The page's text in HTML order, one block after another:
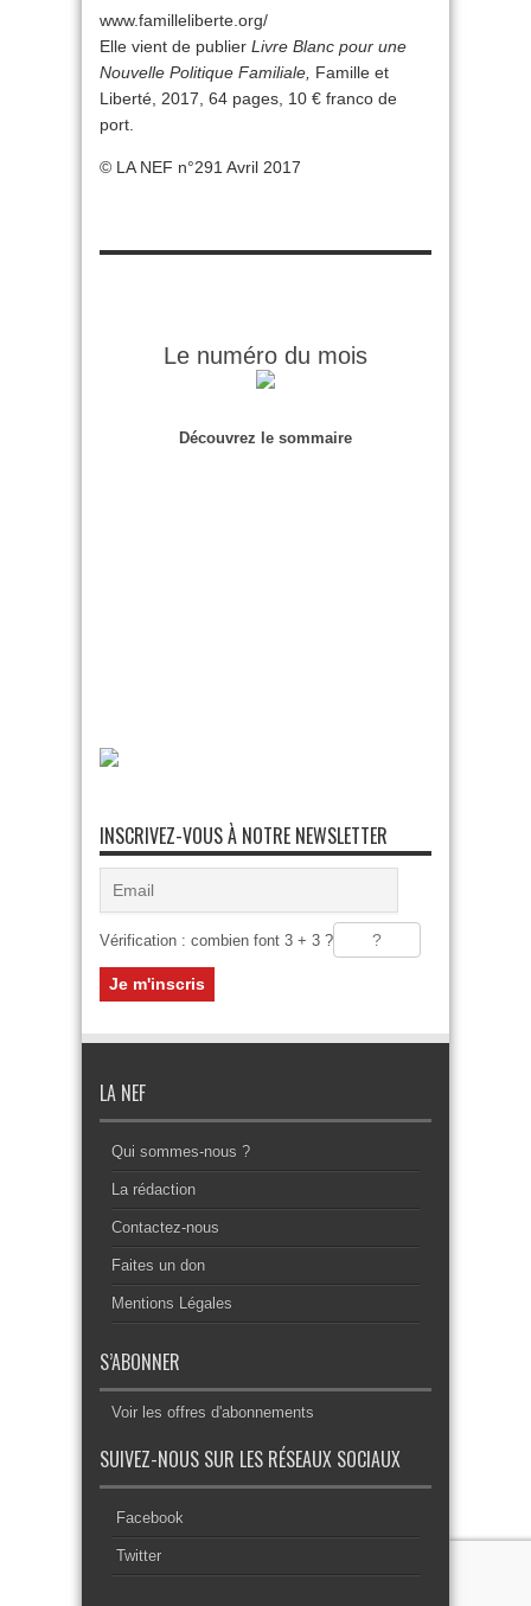
www.familleliberte.org/
Elle vient de publier Livre Blanc pour une
Nouvelle Politique Familiale, Famille et
Liberté, 2017, 64 pages, 10 € franco de
port.
© LA NEF n°291 Avril 2017
Le numéro du mois
Découvrez le sommaire
INSCRIVEZ-VOUS À NOTRE NEWSLETTER
Vérification : combien font 3 + 3 ?
LA NEF
Qui sommes-nous ?
La rédaction
Contactez-nous
Faites un don
Mentions Légales
S’ABONNER
Voir les offres d'abonnements
SUIVEZ-NOUS SUR LES RÉSEAUX SOCIAUX
Facebook
Twitter